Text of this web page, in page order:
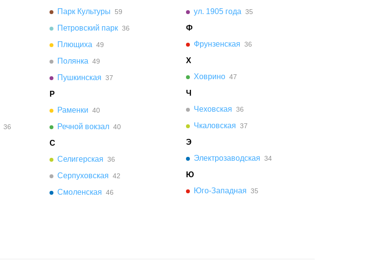
36
Парк Культуры 59
Петровский парк 36
Плющиха 49
Полянка 49
Пушкинская 37
Р
Раменки 40
Речной вокзал 40
С
Селигерская 36
Серпуховская 42
Смоленская 46
ул. 1905 года 35
Ф
Фрунзенская 36
Х
Ховрино 47
Ч
Чеховская 36
Чкаловская 37
Э
Электрозаводская 34
Ю
Юго-Западная 35